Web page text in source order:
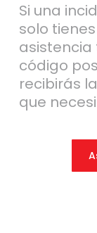
Si una
solo
asistencia
código
recibirás
que